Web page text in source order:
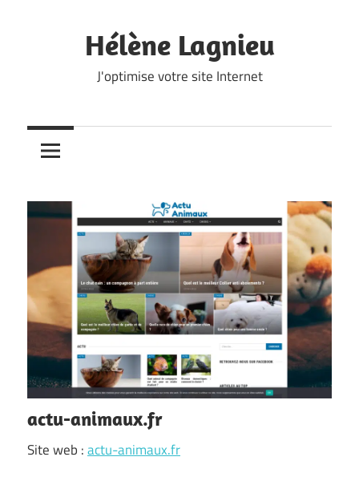
Hélène Lagnieu
J'optimise votre site Internet
actu-animaux.fr
Site web :actu-animaux.fr